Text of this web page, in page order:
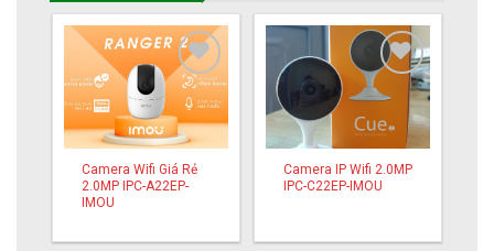
Add to
wishlist
Camera Wifi Giá Rẻ
2.0MP IPC-A22EP-
IMOU
Add to
wishlist
Camera IP Wifi 2.0MP
IPC-C22EP-IMOU